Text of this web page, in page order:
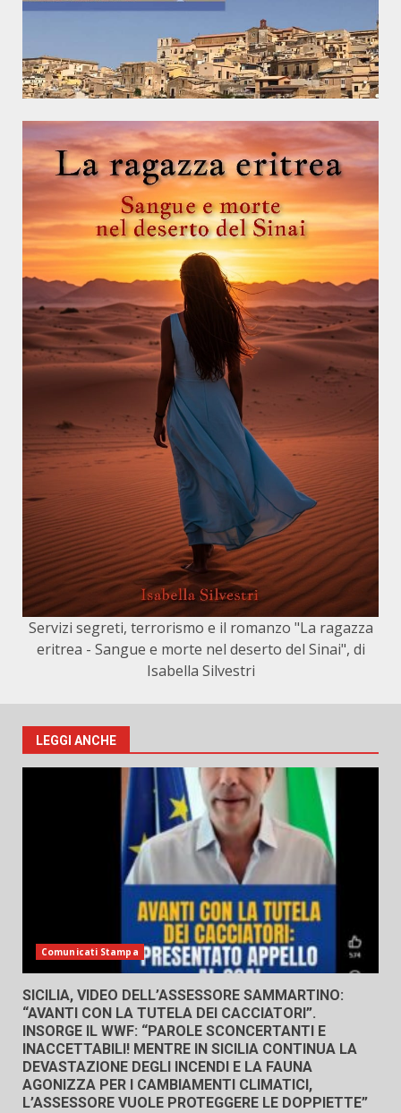
Servizi segreti, terrorismo e il romanzo "La ragazza
eritrea - Sangue e morte nel deserto del Sinai", di
Isabella Silvestri
LEGGI ANCHE
Comunicati Stampa
SICILIA, VIDEO DELL’ASSESSORE SAMMARTINO:
“AVANTI CON LA TUTELA DEI CACCIATORI”.
INSORGE IL WWF: “PAROLE SCONCERTANTI E
INACCETTABILI! MENTRE IN SICILIA CONTINUA LA
DEVASTAZIONE DEGLI INCENDI E LA FAUNA
AGONIZZA PER I CAMBIAMENTI CLIMATICI,
L’ASSESSORE VUOLE PROTEGGERE LE DOPPIETTE”